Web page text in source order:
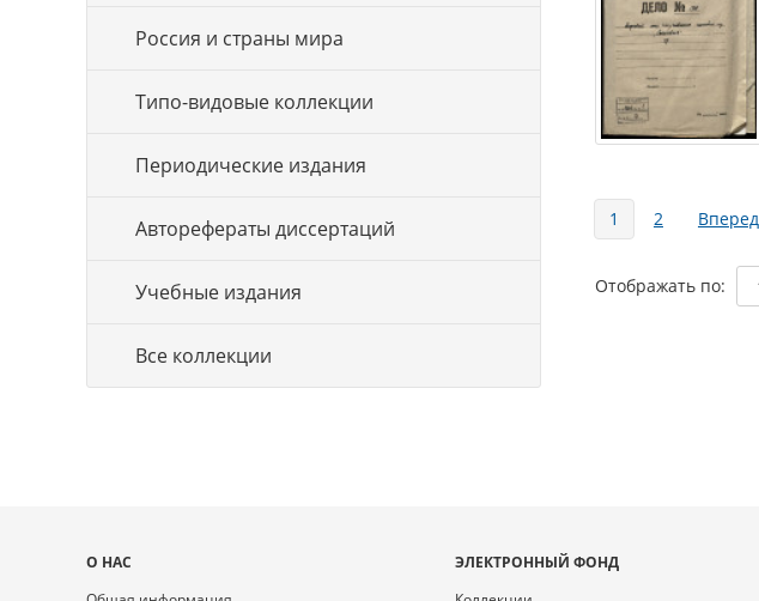
Россия и страны мира
Типо-видовые коллекции
Периодические издания
Авторефераты диссертаций
Учебные издания
Все коллекции
Страницы
1 2 Вперед
Отображать по
Карта
О НАС
ЭЛЕКТРОННЫЙ ФОНД